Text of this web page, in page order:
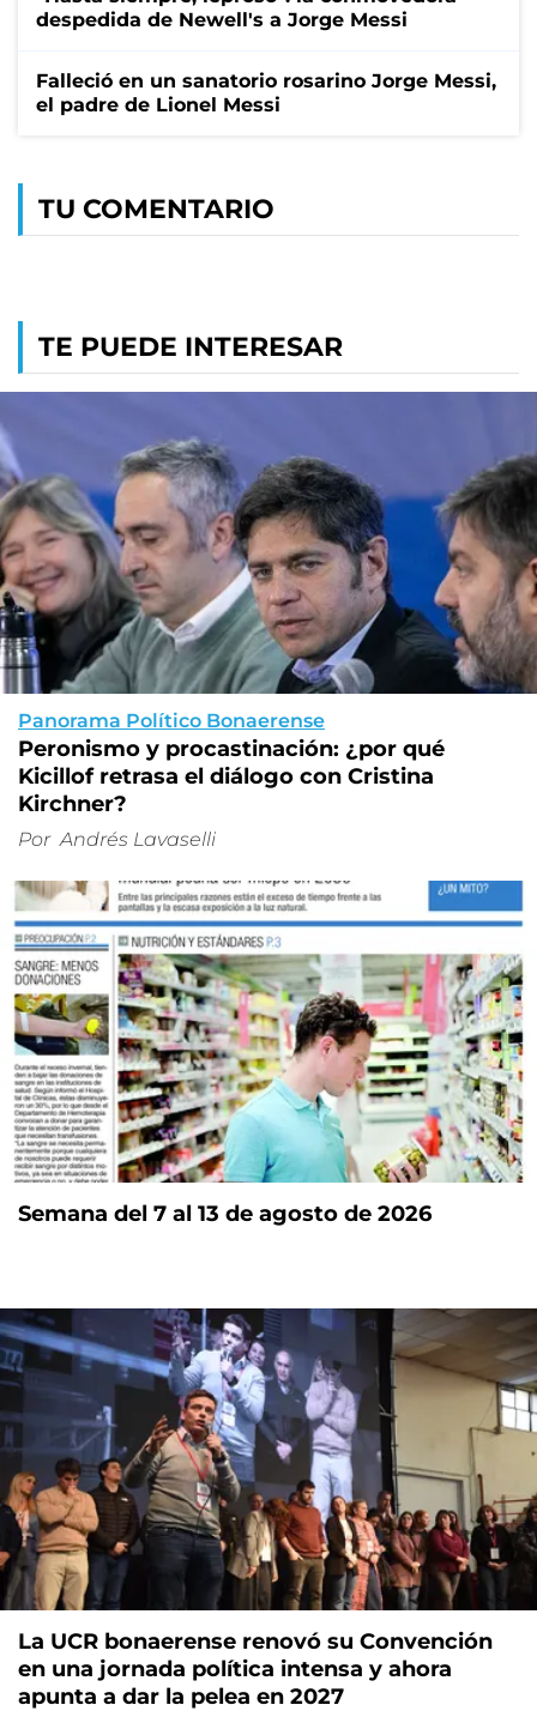
despedida de Newell's a Jorge Messi
Falleció en un sanatorio rosarino Jorge Messi,
el padre de Lionel Messi
TU COMENTARIO
TE PUEDE INTERESAR
Panorama Político Bonaerense
Peronismo y procastinación: ¿por qué
Kicillof retrasa el diálogo con Cristina
Kirchner?
Por Andrés Lavaselli
Semana del 7 al 13 de agosto de 2026
La UCR bonaerense renovó su Convención
en una jornada política intensa y ahora
apunta a dar la pelea en 2027